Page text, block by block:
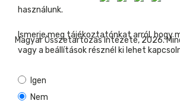
Magyar Összetartozás Intézete, 2026.
használunk.
Ismerje meg tájékoztatónkat arról, hogy
vagy a beállítások résznél ki lehet
Igen
Nem